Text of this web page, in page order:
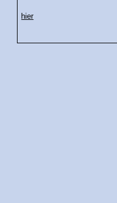
hier